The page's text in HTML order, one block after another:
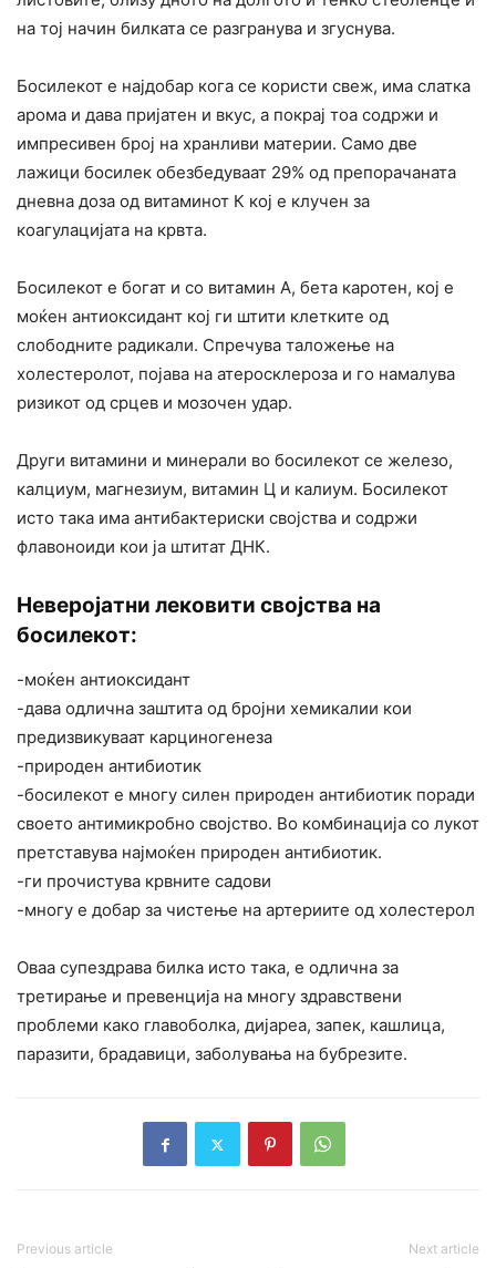
на тој начин билката се разгранува и згуснува.
Босилекот е најдобар кога се користи свеж, има слатка
арома и дава пријатен и вкус, а покрај тоа содржи и
импресивен број на хранливи материи. Само две
лажици босилек обезбедуваат 29% од препорачаната
дневна доза од витаминот К кој е клучен за
коагулацијата на крвта.
Босилекот е богат и со витамин А, бета каротен, кој е
моќен антиоксидант кој ги штити клетките од
слободните радикали. Спречува таложење на
холестеролот, појава на атеросклероза и го намалува
ризикот од срцев и мозочен удар.
Други витамини и минерали во босилекот се железо,
калциум, магнезиум, витамин Ц и калиум. Босилекот
исто така има антибактериски својства и содржи
флавоноиди кои ја штитат ДНК.
Неверојатни лековити својства на
босилекот:
-моќен антиоксидант
-дава одлична заштита од бројни хемикалии кои
предизвикуваат карциногенеза
-природен антибиотик
-босилекот е многу силен природен антибиотик поради
своето антимикробно својство. Во комбинација со лукот
претставува најмоќен природен антибиотик.
-ги прочистува крвните садови
-многу е добар за чистење на артериите од холестерол
Оваа супездрава билка исто така, е одлична за
третирање и превенција на многу здравствени
проблеми како главоболка, дијареа, запек, кашлица,
паразити, брадавици, заболувања на бубрезите.
Previous article Next article